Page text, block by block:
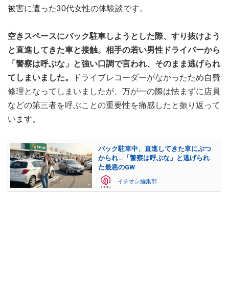
被害に遭った30代女性の体験談です。
空きスペースにバック駐車しようとした際、すり抜けよう
と直進してきた車と接触。相手の若い男性ドライバーから
「警察は呼ぶな」と強い口調で言われ、そのまま逃げられ
てしまいました。
ドライブレコーダーがなかったため自費
修理となってしまいましたが、万が一の際は怯まずに店員
などの第三者を呼ぶことの重要性を痛感したと振り返って
います。
バック駐車中、直進してきた車にぶつ
かられ…「警察は呼ぶな」と逃げられ
た最悪のGW
イチオシ編集部